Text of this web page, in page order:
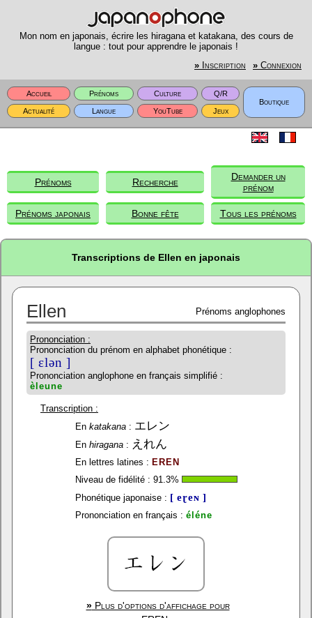
Mon nom en japonais, écrire les hiragana et katakana, des cours de
langue : tout pour apprendre le japonais !
» Inscription » Connexion
Accueil Prénoms Culture
Q/R
Boutique
Actualité
Langue YouTube Jeux
Prénoms Recherche
Demander un
prénom
Prénoms japonais Bonne fête Tous les prénoms
Transcriptions de Ellen en japonais
Ellen Prénoms anglophones
Prononciation :
Prononciation du prénom en alphabet phonétique :
[ ɛlən ]
Prononciation anglophone en français simplifié :
èleune
Transcription :
En katakana: エレン
En hiragana: えれん
En lettres latines : EREN
Niveau de fidélité : 91.3%
Phonétique japonaise : [ eɽeɴ ]
Prononciation en français : éléne
»Plus d'options d'affichage pour